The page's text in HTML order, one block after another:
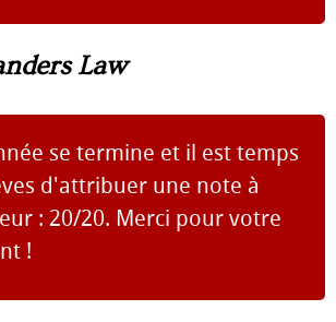
Law
se termine et il est temps
d'attribuer une note à
: 20/20. Merci pour votre
!